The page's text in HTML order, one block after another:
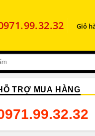
Giỏ
TRỢ MUA HÀNG